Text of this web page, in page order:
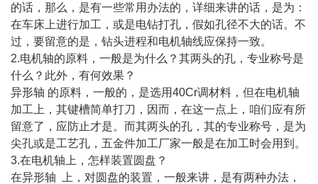
的话，那么，是有一些常用办法的，详细来讲的话，是为：
在车床上进行加工，或是电钻打孔，假如孔径不大的话。不
过，要留意的是，钻头进程和电机轴线应保持一致。
2.电机轴的原料，一般是为什么？其两头的孔，专业称号是
什么？此外，有何效果？
异形轴 的原料，一般的，是选用40Cr调材料，但在电机轴
加工上，其键槽简单打刀，因而，在这一点上，咱们应有所
留意了，应防止才是。而其两头的孔，其的专业称号，是为
尖孔或是工艺孔，五金件加工厂家一般是在加工时会用到。
3.在电机轴上，怎样装置圆盘？
在异形轴 上，对圆盘的装置，一般来讲，是有两种办法，